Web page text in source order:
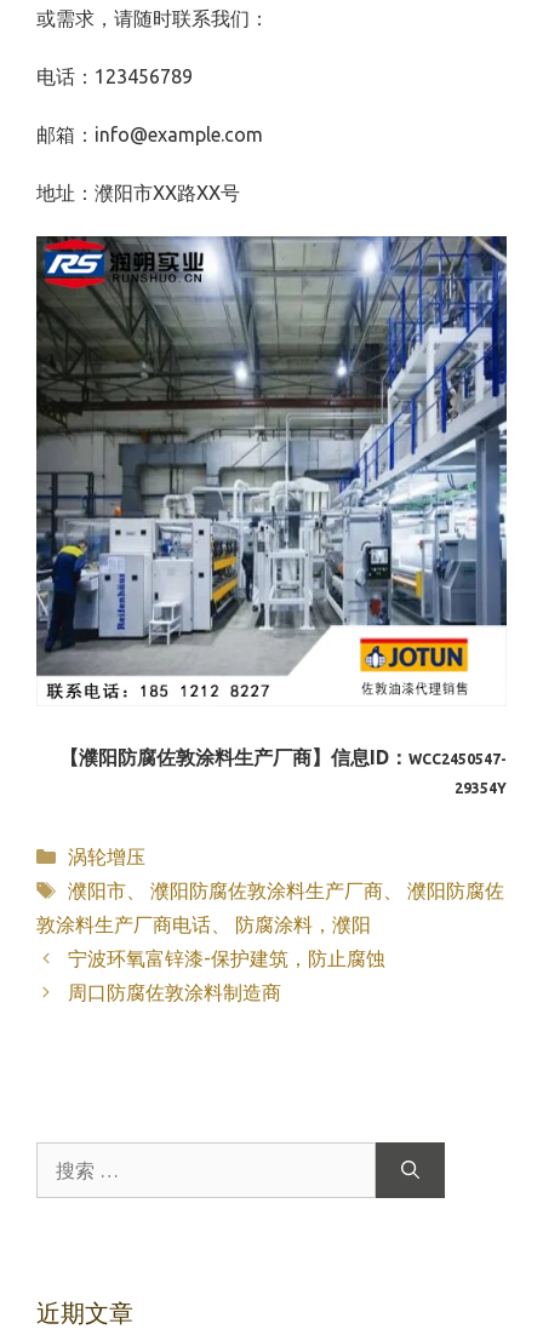
或需求，请随时联系我们：
电话：123456789
邮箱：info@example.com
地址：濮阳市XX路XX号
【濮阳防腐佐敦涂料生产厂商】信息ID： WCC2450547-
29354Y
分
类
涡轮增压
标
签
濮阳市、 濮阳防腐佐敦涂料生产厂商、 濮阳防腐佐
敦涂料生产厂商电话
防腐涂料，濮阳
宁波环氧富锌漆-保护建筑，防止腐蚀
周口防腐佐敦涂料制造商
索：
近期文章